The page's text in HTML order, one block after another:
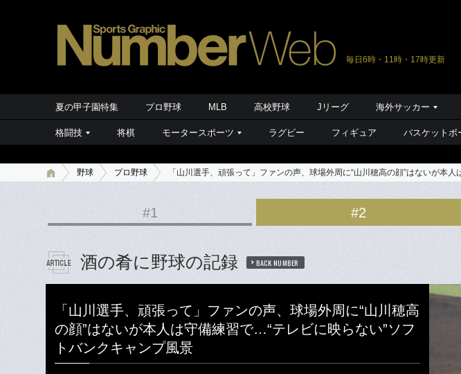
毎日6時・11時・17時更新
夏の甲子園特集 プロ野球 MLB 高校野球 Jリーグ 海外サッカー
格闘技 将棋 モータースポーツ ラグビー フィギュア バスケットボ
野球 プロ野球 「山川選手、頑張って」ファンの声、球場外周に“山川穂高の顔”はないが本
#1 #2
酒の肴に野球の記録 BACK NUMBER
「山川選手、頑張って」ファンの声、球場外周に“山川穂高
の顔”はないが本人は守備練習で…“テレビに映らない”ソフ
トバンクキャンプ風景